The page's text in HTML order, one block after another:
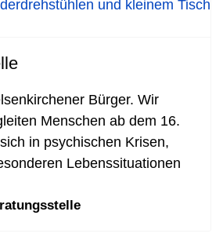
Bürger. Wir
Menschen ab dem 16.
in psychischen Krisen,
Lebenssituationen